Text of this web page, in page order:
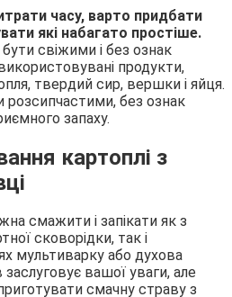
часу, варто придбати
які набагато простіше.
свіжими і без ознак
продукти,
твердий сир, вершки і яйця.
розсипчастими, без ознак
запаху.
картоплі з
смажити і запікати як з
сковорідки, так і
мультиварку або духова
вашої уваги, але
смачну страву з